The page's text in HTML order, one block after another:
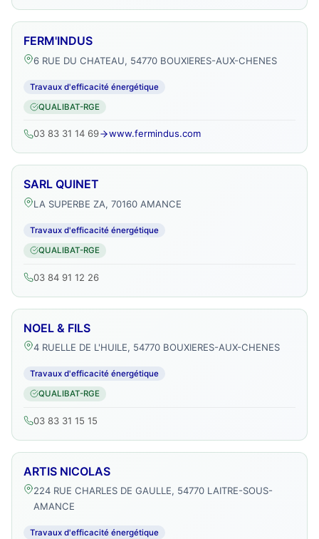
FERM'INDUS
6 RUE DU CHATEAU, 54770 BOUXIERES-AUX-CHENES
Travaux d'efficacité énergétique
QUALIBAT-RGE
03 83 31 14 69 www.fermindus.com
SARL QUINET
LA SUPERBE ZA, 70160 AMANCE
Travaux d'efficacité énergétique
QUALIBAT-RGE
03 84 91 12 26
NOEL & FILS
4 RUELLE DE L'HUILE, 54770 BOUXIERES-AUX-CHENES
Travaux d'efficacité énergétique
QUALIBAT-RGE
03 83 31 15 15
ARTIS NICOLAS
224 RUE CHARLES DE GAULLE, 54770 LAITRE-SOUS-
AMANCE
Travaux d'efficacité énergétique